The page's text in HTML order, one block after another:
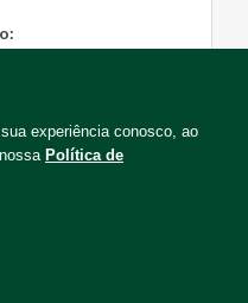
experiência conosco, ao
Política de